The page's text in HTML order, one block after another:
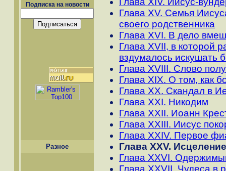
Подписка на новости
Разное
Глава XV. Семья
своего родственника
Глава XVI. В дело
Глава XVII, в которой
вздумалось искушать
Глава XVIII. Слово
Глава XIX. О том, как
Глава XX. Скандал в
Глава XXI. Никодим
Глава XXII. Иоанн
Глава XXIII. Иисус
Глава XXIV. Первое
Глава XXV.
Глава XXVI.
Глава XXVII. Чудеса в